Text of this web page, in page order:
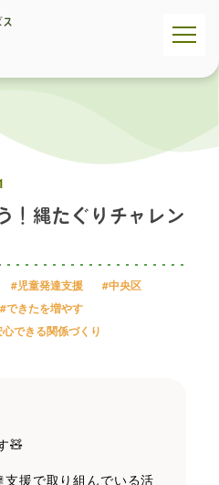
！縄たぐりチャレン
#児童発達支援
#中央区
#できたを増やす
できる関係づくり
🧸
援で取り組んでいる活